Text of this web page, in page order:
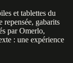
et tablettes du
gabarits
par Omerlo,
: une expérience